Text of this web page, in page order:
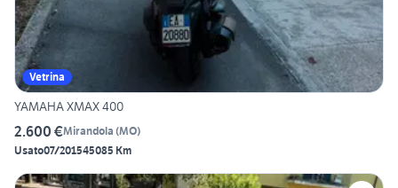
Vetrina
YAMAHA XMAX 400
2.600 €Mirandola (MO)
Usato07/201545085 Km